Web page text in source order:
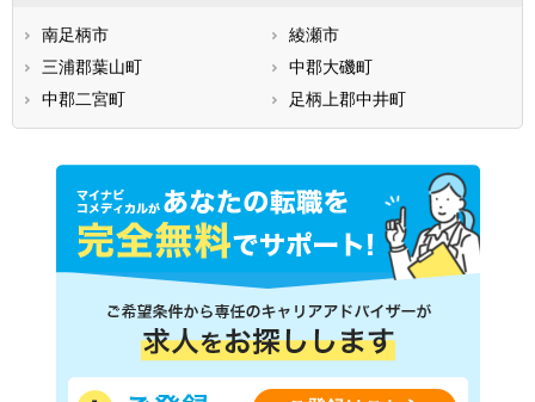
南足柄市
綾瀬市
三浦郡葉山町
中郡大磯町
中郡二宮町
足柄上郡中井町